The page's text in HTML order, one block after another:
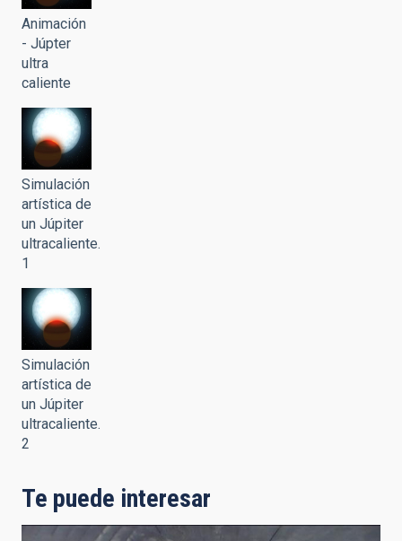
Animación
- Júpter
ultra
caliente
Simulación
artística de
un Júpiter
ultracaliente.
1
Simulación
artística de
un Júpiter
ultracaliente.
2
Te puede interesar